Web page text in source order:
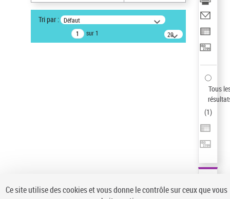
Œuvre(1)
Titre conventionnel(1)
Statut de la notice d’autorité
Tri par : Défaut
sur 1
20
résultats/page
Tous
(1)
Ce site utilise des cookies et vous donne le contrôle sur ceux que vous